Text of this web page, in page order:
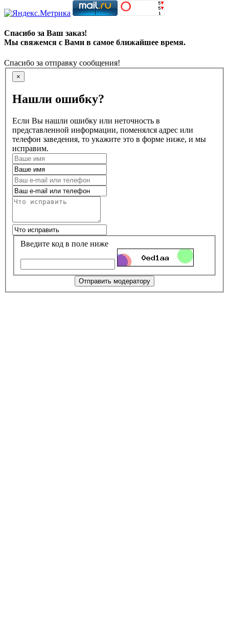
Спасибо за Ваш заказ!
Мы свяжемся с Вами в самое ближайшее время.
Спасибо за отправку сообщения!
×
Нашли ошибку?
Если Вы нашли ошибку или неточность в
представленной информации, поменялся адрес или
телефон заведения, то укажите это в форме ниже, и мы
исправим.
Введите код в поле ниже
Отправить модератору